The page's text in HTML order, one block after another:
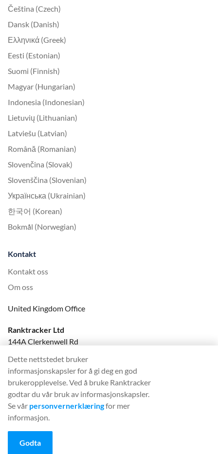
Čeština (Czech)
Dansk (Danish)
Ελληνικά (Greek)
Eesti (Estonian)
Suomi (Finnish)
Magyar (Hungarian)
Indonesia (Indonesian)
Lietuvių (Lithuanian)
Latviešu (Latvian)
Română (Romanian)
Slovenčina (Slovak)
Slovenščina (Slovenian)
Українська (Ukrainian)
한국어 (Korean)
Bokmål (Norwegian)
Kontakt
Kontakt oss
Om oss
United Kingdom Office
Ranktracker Ltd
144A Clerkenwell Rd
Company No: 08820809
felix@ranktracker.com
2015 -
Dette nettstedet bruker
informasjonskapsler for å gi deg en god
brukeropplevelse. Ved å bruke Ranktracker
godtar du vår bruk av informasjonskapsler.
Se vår personvernerklæringfor mer
informasjon.
Godta